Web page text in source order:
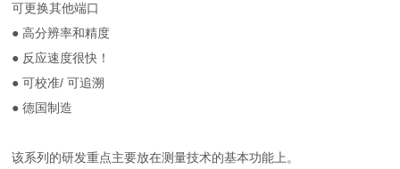
可更换其他端口
● 高分辨率和精度
● 反应速度很快！
● 可校准/ 可追溯
● 德国制造
该系列的研发重点主要放在测量技术的基本功能上。